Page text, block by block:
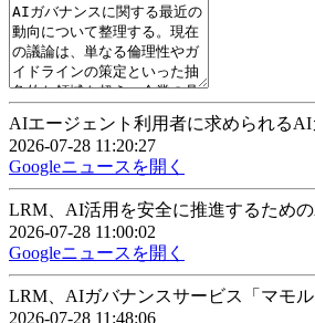
AIエージェント利用者に求められる
2026-07-28 11:20:27
Googleニュースを開く
LRM、AI活用を安全に推進するため
2026-07-28 11:00:02
Googleニュースを開く
LRM、AIガバナンスサービス「マモ
2026-07-28 11:48:06